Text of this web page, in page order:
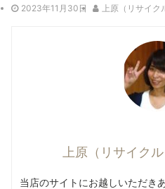
2023年11月30日 上原（リサイク
上原（リサイクル
当店のサイトにお越しいただき